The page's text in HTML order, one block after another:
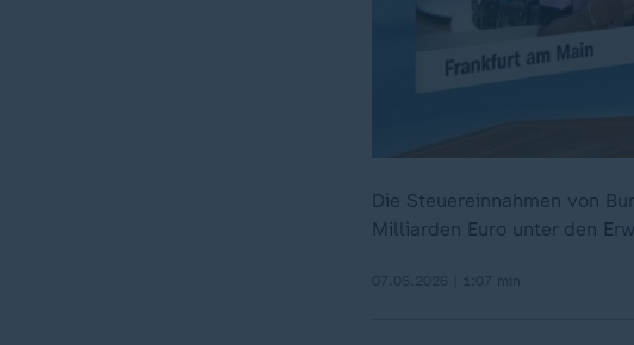
Die Steuereinnahmen von
Milliarden Euro unter den